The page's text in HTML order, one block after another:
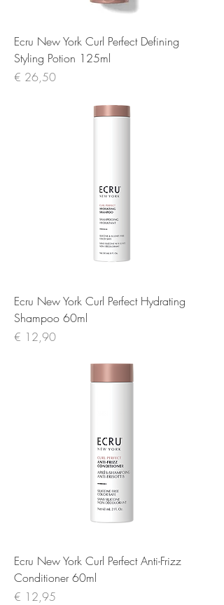
Ecru New York Curl Perfect Defining
Styling Potion 125ml
Prijs
€ 26,50
Ecru New York Curl Perfect Hydrating
Shampoo 60ml
Prijs
€ 12,90
Ecru New York Curl Perfect Anti-Frizz
Conditioner 60ml
Prijs
€ 12,95